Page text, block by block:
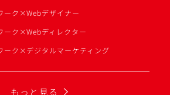
ーク×Webデザイナー
ーク×Webディレクター
ーク×デジタルマーケティング
もっと見る